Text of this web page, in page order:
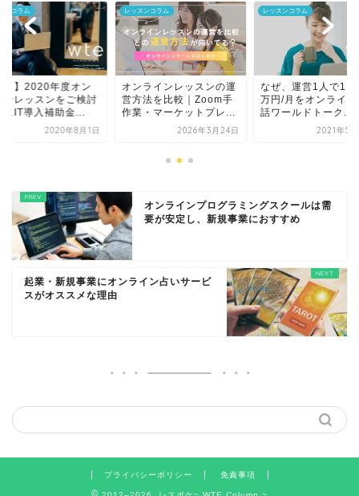
ンコラム
了】2020年度オン
ンレッスンをご検討
にIT導入補助金...
2020年8月1日
レッスンコラム
オンラインレッスンの運
営方法を比較｜Zoom手
作業・マーケットプレ...
2026年3月24日
レッスンコラム
なぜ、運営1人で
万円/月をオンライン
話ワールドトーク...
2021年5
オンラインプログラミングスクールは需
要が安定し、新規事業におすすめ
起業・新規事業にオンライン占いサービ
スがオススメな理由
プライバシーポリシー 免責事項